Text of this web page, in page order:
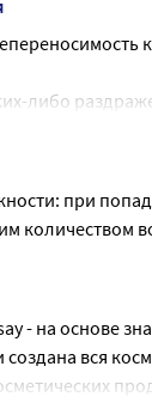
либо
при
количеством
- на основе
вся